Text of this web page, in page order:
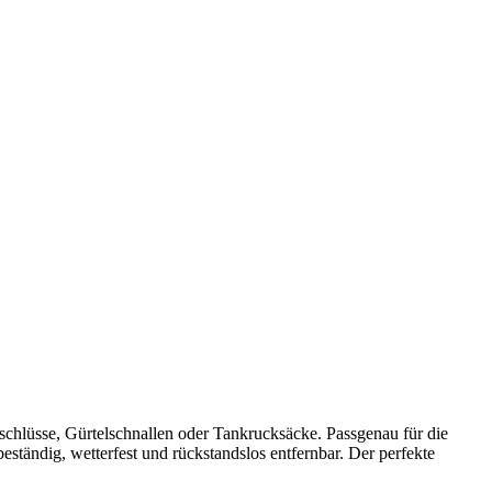
Gürtelschnallen oder Tankrucksäcke. Passgenau für die
wetterfest und rückstandslos entfernbar. Der perfekte